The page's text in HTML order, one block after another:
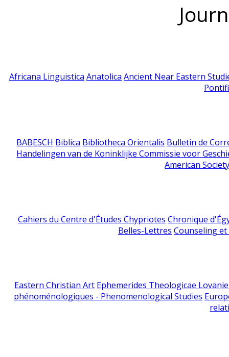
Africana Linguistica Anatolica Ancient Near Eastern
BABESCH Biblica Bibliotheca Orientalis Bulletin de
Handelingen van de Koninklijke Commissie voor
American
Cahiers du Centre d'Études Chypriotes Chronique
Belles-Lettres Counseling
Eastern Christian Art Ephemerides Theologicae
phénoménologiques - Phenomenological Studies